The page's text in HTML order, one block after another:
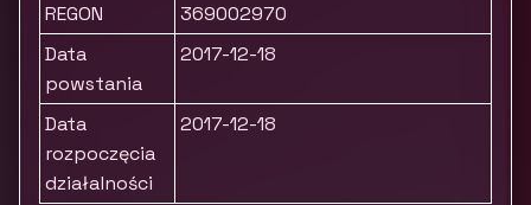
REGON
369002970
Data
powstania
2017-12-18
Data
rozpoczęcia
działalności
2017-12-18